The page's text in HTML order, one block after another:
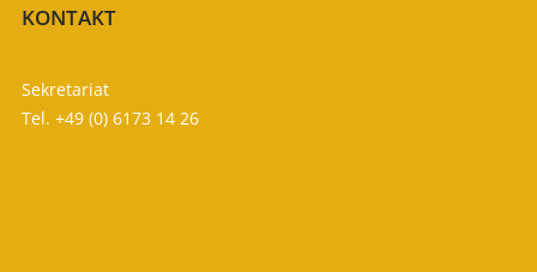
KONTAKT
Sekretariat
Tel. +49 (0) 6173 14 26